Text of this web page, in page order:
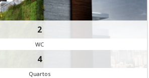
2
WC
4
Quartos